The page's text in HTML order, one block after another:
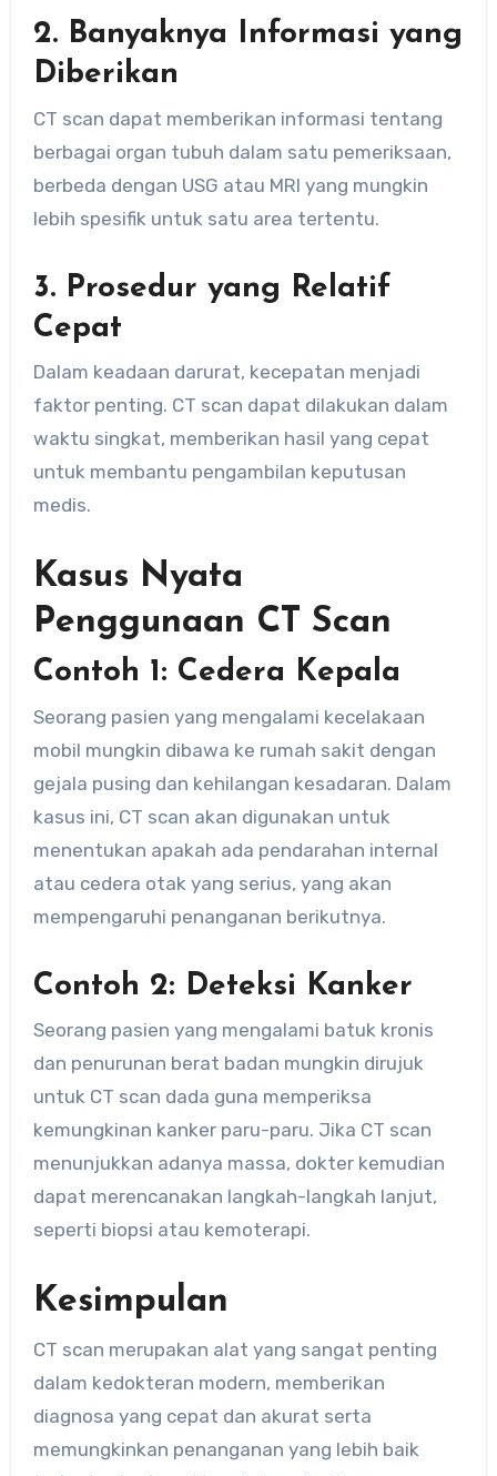
2. Banyaknya Informasi yang
Diberikan
CT scan dapat memberikan informasi tentang
berbagai organ tubuh dalam satu pemeriksaan,
berbeda dengan USG atau MRI yang mungkin
lebih spesifik untuk satu area tertentu.
3. Prosedur yang Relatif
Cepat
Dalam keadaan darurat, kecepatan menjadi
faktor penting. CT scan dapat dilakukan dalam
waktu singkat, memberikan hasil yang cepat
untuk membantu pengambilan keputusan
medis.
Kasus Nyata
Penggunaan CT Scan
Contoh 1: Cedera Kepala
Seorang pasien yang mengalami kecelakaan
mobil mungkin dibawa ke rumah sakit dengan
gejala pusing dan kehilangan kesadaran. Dalam
kasus ini, CT scan akan digunakan untuk
menentukan apakah ada pendarahan internal
atau cedera otak yang serius, yang akan
mempengaruhi penanganan berikutnya.
Contoh 2: Deteksi Kanker
Seorang pasien yang mengalami batuk kronis
dan penurunan berat badan mungkin dirujuk
untuk CT scan dada guna memperiksa
kemungkinan kanker paru-paru. Jika CT scan
menunjukkan adanya massa, dokter kemudian
dapat merencanakan langkah-langkah lanjut,
seperti biopsi atau kemoterapi.
Kesimpulan
CT scan merupakan alat yang sangat penting
dalam kedokteran modern, memberikan
diagnosa yang cepat dan akurat serta
memungkinkan penanganan yang lebih baik